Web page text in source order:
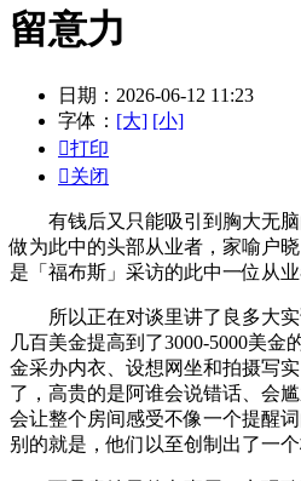
留意力
日期：2026-06-12 11:23
字体： [大] [小]
打印
关闭
有钱后又只能吸引到胸大无脑
做为此中的头部从业者，家喻户
是「福布斯」采访的此中一位从业
所以正在对谈里讲了良多大实
几百美金提高到了3000-5000美金
金采办内衣、设想网坐和拍摄写
了，高贵的是阿谁会说错话、会
会让整个房间感受不像一个提醒
别的就是，他们以至创制出了一